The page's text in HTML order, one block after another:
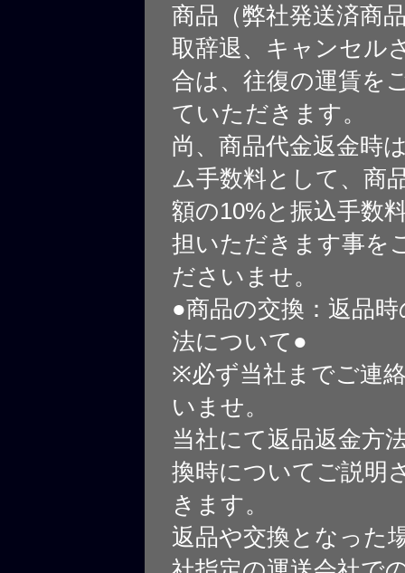
商品（弊社発送済商
取辞退、キャンセル
合は、往復の運賃を
ていただきます。
尚、商品代金返金時
ム手数料として、商
額の10%と振込手数
担いただきます事を
ださいませ。
●商品の交換：返品
法について●
※必ず当社までご連
いませ。
当社にて返品返金方
換時についてご説明
きます。
返品や交換となった